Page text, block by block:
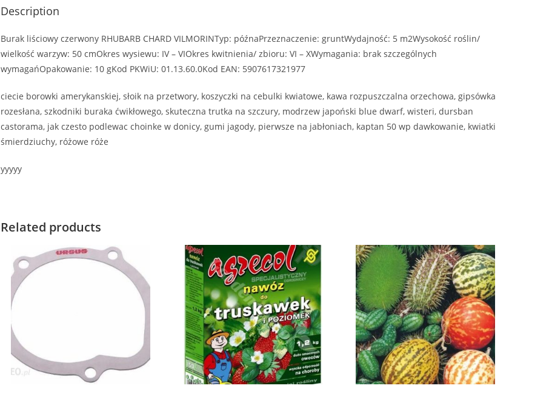
Description
Burak liściowy czerwony RHUBARB CHARD VILMORINTyp: późnaPrzeznaczenie: gruntWydajność: 5 m2Wysokość roślin/
wielkość warzyw: 50 cmOkres wysiewu: IV – VIOkres kwitnienia/ zbioru: VI – XWymagania: brak szczególnych
wymagańOpakowanie: 10 gKod PKWiU: 01.13.60.0Kod EAN: 5907617321977
ciecie borowki amerykanskiej, słoik na przetwory, koszyczki na cebulki kwiatowe, kawa rozpuszczalna orzechowa, gipsówka
rozesłana, szkodniki buraka ćwikłowego, skuteczna trutka na szczury, modrzew japoński blue dwarf, wisteri, dursban
castorama, jak czesto podlewac choinke w donicy, gumi jagody, pierwsze na jabłoniach, kaptan 50 wp dawkowanie, kwiatki
śmierdziuchy, różowe róże
yyyyy
Related products